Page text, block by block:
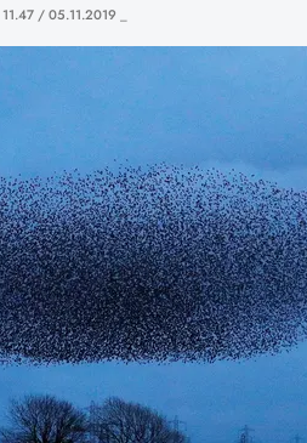
_ 11.47 / 05.11.2019 _